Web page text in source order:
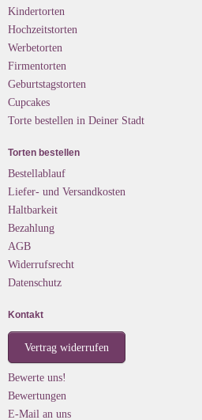
Kindertorten
Hochzeitstorten
Werbetorten
Firmentorten
Geburtstagstorten
Cupcakes
Torte bestellen in Deiner Stadt
Torten bestellen
Bestellablauf
Liefer- und Versandkosten
Haltbarkeit
Bezahlung
AGB
Widerrufsrecht
Datenschutz
Kontakt
Vertrag widerrufen
Bewerte uns!
Bewertungen
E-Mail an uns